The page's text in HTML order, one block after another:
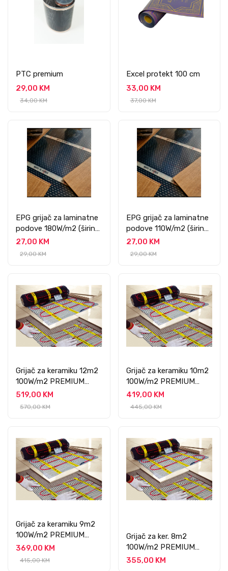
PTC premium
29,00 KM
34,00 KM
Excel protekt 100 cm
33,00 KM
37,00 KM
EPG grijač za laminatne
podove 180W/m2 (širine
100 cm)
27,00 KM
29,00 KM
EPG grijač za laminatne
podove 110W/m2 (širine
100 cm)
27,00 KM
29,00 KM
Grijač za keramiku 12m2
100W/m2 PREMIUM
PROFESSIONAL
519,00 KM
570,00 KM
Grijač za keramiku 10m2
100W/m2 PREMIUM
PROFESSIONAL
419,00 KM
445,00 KM
Grijač za keramiku 9m2
100W/m2 PREMIUM
PROFESSIONAL
369,00 KM
415,00 KM
Grijač za ker. 8m2
100W/m2 PREMIUM
PROFESSIONAL
355,00 KM